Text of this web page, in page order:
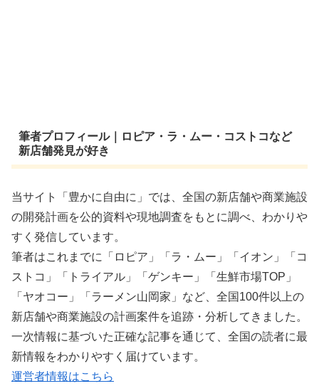
筆者プロフィール｜ロピア・ラ・ムー・コストコなど
新店舗発見が好き
当サイト「豊かに自由に」では、全国の新店舗や商業施設
の開発計画を公的資料や現地調査をもとに調べ、わかりや
すく発信しています。
筆者はこれまでに「ロピア」「ラ・ムー」「イオン」「コ
ストコ」「トライアル」「ゲンキー」「生鮮市場TOP」
「ヤオコー」「ラーメン山岡家」など、全国100件以上の
新店舗や商業施設の計画案件を追跡・分析してきました。
一次情報に基づいた正確な記事を通じて、全国の読者に最
新情報をわかりやすく届けています。
運営者情報はこちら